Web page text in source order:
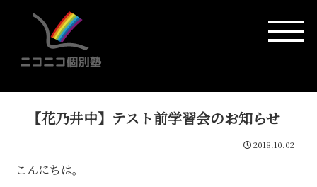
【花乃井中】テスト前学習会のお知らせ
2018.10.02
こんにちは。